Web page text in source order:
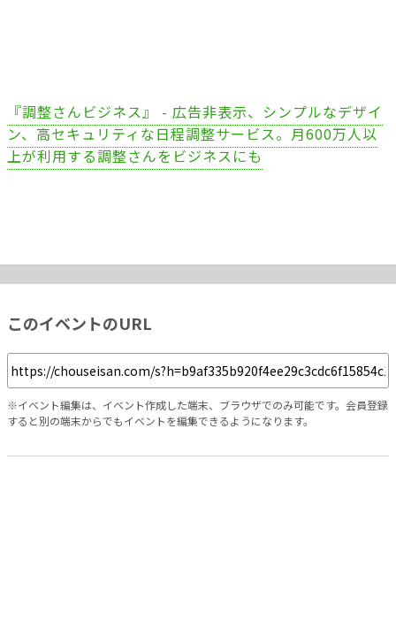
『調整さんビジネス』 - 広告非表示、シンプルなデザイ
ン、高セキュリティな日程調整サービス。月600万人以
上が利用する調整さんをビジネスにも
このイベントのURL
※イベント編集は、イベント作成した端末、ブラウザでのみ可能です。会員登録
すると別の端末からでもイベントを編集できるようになります。